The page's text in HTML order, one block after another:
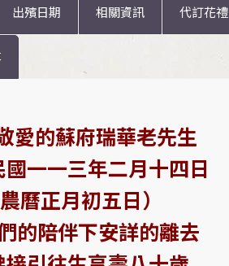
出殯日期 相關資訊 代訂花禮
愛的蘇府瑞華老先生
國一一三年二月十四日
曆正月初五日）
的陪伴下安詳的離去